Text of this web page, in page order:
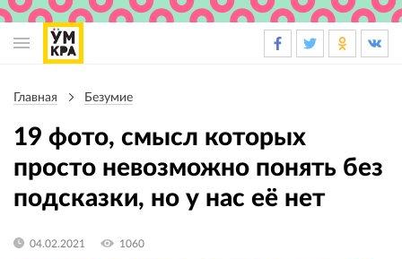
навигации
Главная Безумие
19 фото, смысл которых
просто невозможно понять без
подсказки, но у нас её нет
04.02.2021 1060